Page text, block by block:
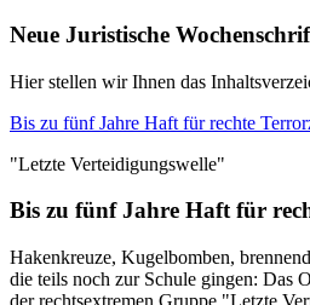
Neue Juristische
Hier stellen wir Ihnen das
Bis zu fünf Jahre Haft für rechte
"Letzte Verteidigungswelle"
Bis zu fünf Jahre Haft für
Hakenkreuze, Kugelbomben,
die teils noch zur Schule gingen: Das
der rechtsextremen Gruppe "Letzte